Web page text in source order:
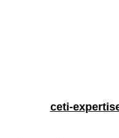
ceti-